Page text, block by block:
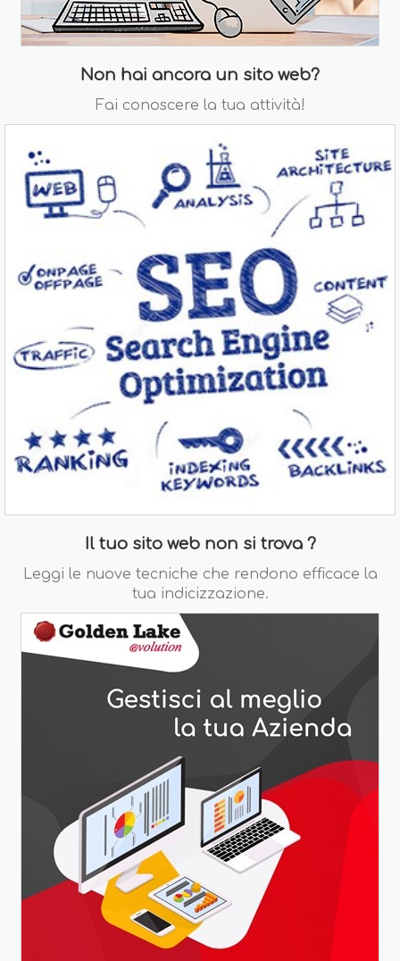
Non hai ancora un sito web?
Fai conoscere la tua attività!
Il tuo sito web non si trova ?
Leggi le nuove tecniche che rendono efficace la
tua indicizzazione.